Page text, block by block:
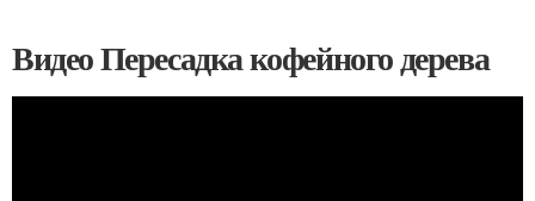
Видео Пересадка кофейного дерева